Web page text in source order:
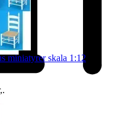
miniatyrer skala 1:12
,.